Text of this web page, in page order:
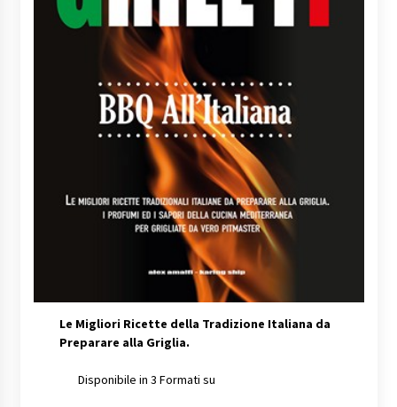
Le Migliori Ricette della Tradizione Italiana da
Preparare alla Griglia.
Disponibile in 3 Formati su